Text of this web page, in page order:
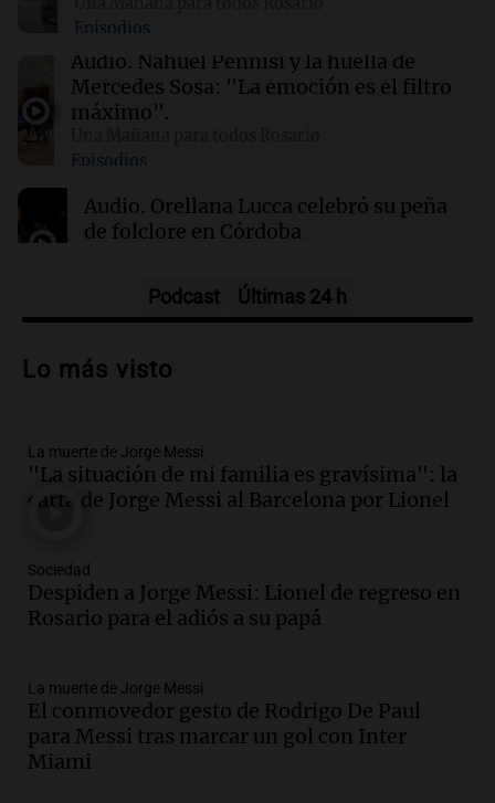
este domingo 9 de agosto
00:16 Clima
Clima en Santa Fe: cómo estará el tiempo este
Episodios
Audio. Nahuel Pennisi y la huella de
Mercedes Sosa: "La emoción es el filtro
máximo".
Episodios
Audio. Orellana Lucca celebró su peña
de folclore en Córdoba
Audio.Trágico accidente en Mendoza:
vehículos desde un puente
Audio.Tragedia en Mendoza: un muerto
y cinco heridos tras caer dos autos desde
un puente
Episodios
Audio.Messi llegará esta noche a
Rosario para acompañar a su familia
Episodios
Audio.Ley de Propiedad Privada: el revés
en el Congreso expuso una debilidad
comunicacional del Gobierno
Podcast Últimas 24 h
Lo más visto
La muerte de Jorge Messi
"La situación de mi familia es gravísima": la
carta de Jorge Messi al Barcelona por Lionel
Sociedad
Despiden a Jorge Messi: Lionel de regreso en
Rosario para el adiós a su papá
La muerte de Jorge Messi
El conmovedor gesto de Rodrigo De Paul
para Messi tras marcar un gol con Inter
Miami